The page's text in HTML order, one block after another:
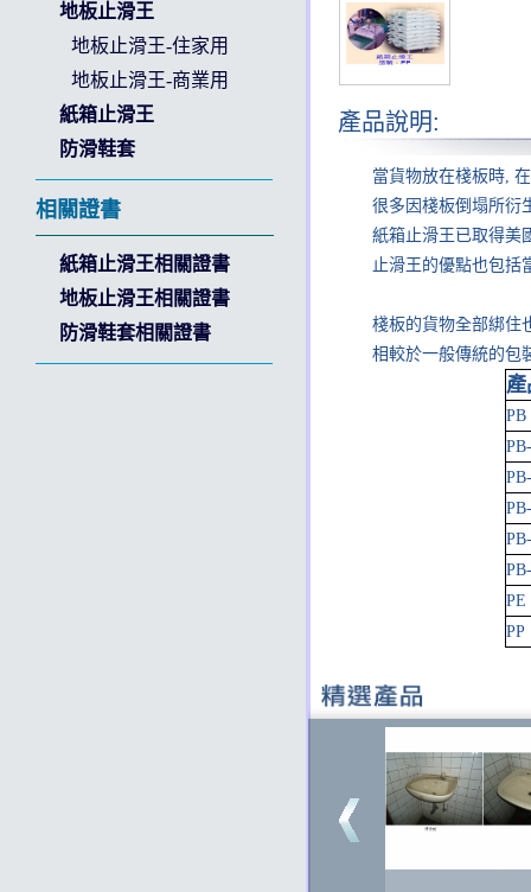
地板止滑王
地板止滑王-住家用
地板止滑王-商業用
紙箱止滑王
防滑鞋套
相關證書
紙箱止滑王相關證書
地板止滑王相關證書
防滑鞋套相關證書
產品說明:
當貨物放在棧板時,
很多因棧板倒塌所衍
紙箱止滑王已取得美
止滑王的優點也包括
棧板的貨物全部綁住
相較於一般傳統的包
PB
PE
PP